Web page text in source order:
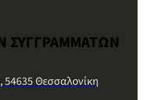
ΣΥΓΓΡΑΜΜΑΤΩΝ
Θεσσαλονίκη